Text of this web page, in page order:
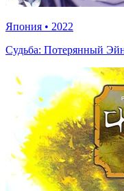
Япония • 2022
Судьба: Потерянный